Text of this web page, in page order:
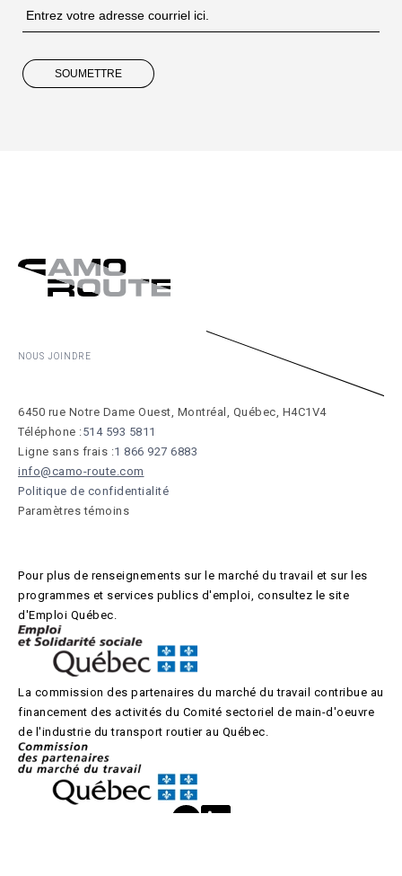
SOUMETTRE
NOUS JOINDRE
6450 rue Notre Dame Ouest, Montréal, Québec, H4C1V4
Téléphone :514 593 5811
Ligne sans frais :1 866 927 6883
info@camo-route.com
Politique de confidentialité
Paramètres témoins
Pour plus de renseignements sur le marché du travail et sur les
programmes et services publics d'emploi, consultez le site
d'Emploi Québec.
La commission des partenaires du marché du travail contribue au
financement des activités du Comité sectoriel de main-d'oeuvre
de l'industrie du transport routier au Québec.